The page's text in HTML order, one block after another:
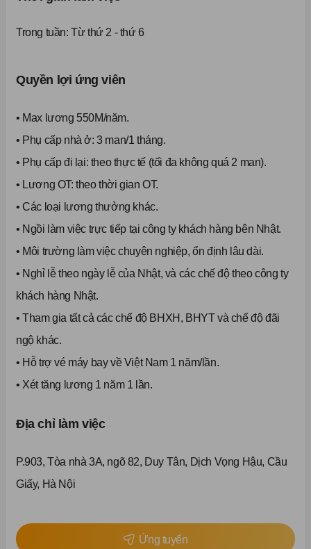
Trong tuần:Từ thứ 2 - thứ 6
Quyền lợi ứng viên
• Max lương 550M/năm.
• Phụ cấp nhà ở: 3 man/1 tháng.
• Phụ cấp đi lại: theo thực tế (tối đa không quá 2 man).
• Lương OT: theo thời gian OT.
• Các loại lương thưởng khác.
• Ngồi làm việc trực tiếp tại công ty khách hàng bên Nhật.
• Môi trường làm việc chuyên nghiệp, ổn định lâu dài.
• Nghỉ lễ theo ngày lễ của Nhật, và các chế độ theo công ty
khách hàng Nhật.
• Tham gia tất cả các chế độ BHXH, BHYT và chế độ đãi
ngộ khác.
• Hỗ trợ vé máy bay về Việt Nam 1 năm/lần.
• Xét tăng lương 1 năm 1 lần.
Địa chỉ làm việc
P.903, Tòa nhà 3A, ngõ 82, Duy Tân, Dịch Vọng Hậu, Cầu
Giấy, Hà Nội
Ứng tuyển